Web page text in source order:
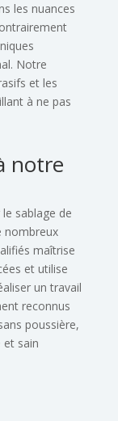
les nuances
Notre
et les
à ne pas
notre
sablage de
nombreux
maîtrise
et utilise
un travail
reconnus
poussière,
et sain